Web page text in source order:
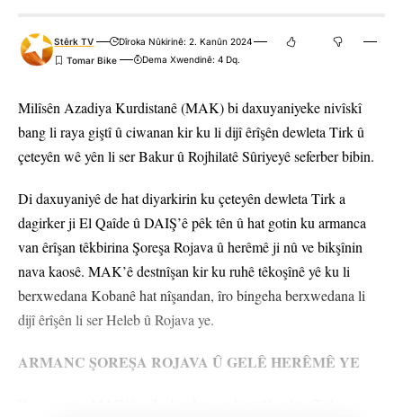
Stêrk TV
Dîroka Nûkirinê: 2. Kanûn 2024
Dema Xwendinê: 4 Dq.
Milîsên Azadiya Kurdistanê (MAK) bi daxuyaniyeke nivîskî
bang li raya giştî û ciwanan kir ku li dijî êrîşên dewleta Tirk û
çeteyên wê yên li ser Bakur û Rojhilatê Sûriyeyê seferber bibin.
Di daxuyaniyê de hat diyarkirin ku çeteyên dewleta Tirk a
dagirker ji El Qaîde û DAIŞ’ê pêk tên û hat gotin ku armanca
van êrîşan têkbirina Şoreşa Rojava û herêmê ji nû ve bikşînin
nava kaosê. MAK’ê destnîşan kir ku ruhê têkoşînê yê ku li
berxwedana Kobanê hat nîşandan, îro bingeha berxwedana li
dijî êrîşên li ser Heleb û Rojava ye.
ARMANC ŞOREŞA ROJAVA Û GELÊ HERÊMÊ YE